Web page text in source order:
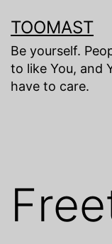
to
content
TOOMAST
Be yourself.
to like You, and
have to care.